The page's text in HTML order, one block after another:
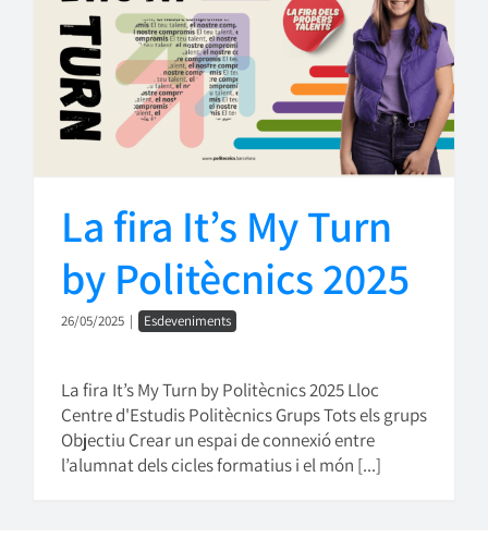
La fira It’s My Turn
by Politècnics 2025
26/05/2025 | Esdeveniments
La fira It’s My Turn by Politècnics 2025 Lloc
Centre d'Estudis Politècnics Grups Tots els grups
Objectiu Crear un espai de connexió entre
l’alumnat dels cicles formatius i el món [...]